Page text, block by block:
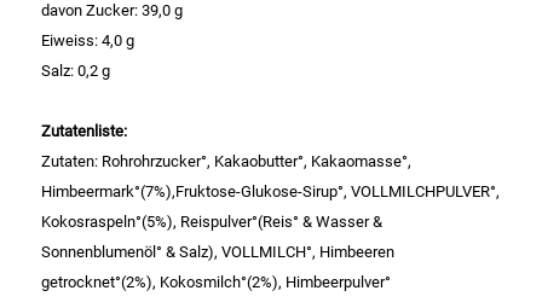
Frühstück / süße Aufstriche
Garten
Gemüsekonserven
Geschirrreiniger
davon Zucker: 39,0 g
Eiweiss: 4,0 g
Salz: 0,2 g
Zutatenliste:
Zutaten: Rohrohrzucker°, Kakaobutter°, Kakaomasse°,
Himbeermark°(7%),Fruktose-Glukose-Sirup°, VOLLMILCHPULVER°,
Kokosraspeln°(5%), Reispulver°(Reis° & Wasser &
Sonnenblumenöl° & Salz), VOLLMILCH°, Himbeeren
getrocknet°(2%), Kokosmilch°(2%), Himbeerpulver°